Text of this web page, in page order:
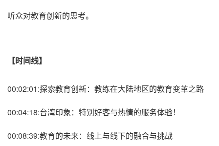
听众对教育创新的思考。
【时间线】
00:02:01:探索教育创新：教练在大陆地区的教育变革之路
00:04:18:台湾印象：特别好客与热情的服务体验！
00:08:39:教育的未来：线上与线下的融合与挑战